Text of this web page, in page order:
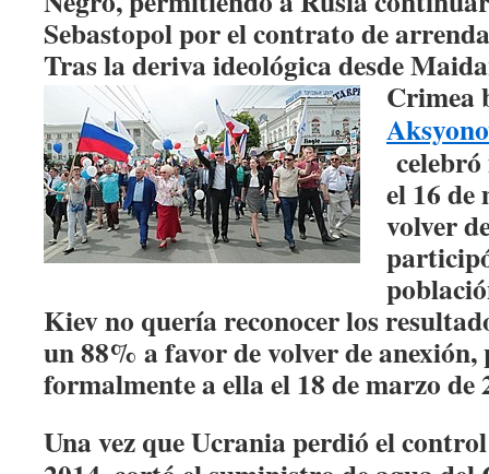
Sebastopol por el contrato de
Tras la deriva ideológica desde
Crimea
el 16 de
volver
Kiev no quería reconocer los
un 88% a favor de volver de anexión,
formalmente a ella el 18 de marzo de
Una vez que Ucrania perdió el